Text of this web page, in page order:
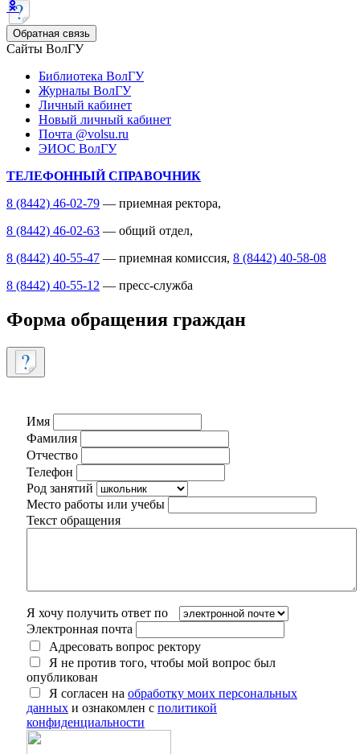
Обратная связь
Сайты ВолГУ
Библиотека ВолГУ
Журналы ВолГУ
Личный кабинет
Новый личный кабинет
Почта @volsu.ru
ЭИОС ВолГУ
ТЕЛЕФОННЫЙ СПРАВОЧНИК
8 (8442) 46-02-79 — приемная ректора,
8 (8442) 46-02-63 — общий отдел,
8 (8442) 40-55-47 — приемная комиссия, 8 (8442) 40-58-08
8 (8442) 40-55-12 — пресс-служба
Форма обращения граждан
Имя
Фамилия
Отчество
Телефон
Род занятий
Место работы или учебы
Текст обращения
Я хочу получить ответ по
Электронная почта
Адресовать вопрос ректору
Я не против того, чтобы мой вопрос был
опубликован
Я согласен на обработку моих персональных
данных и ознакомлен с политикой
конфиденциальности